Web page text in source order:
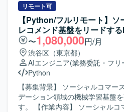
形にしながらサービスの進化に直
です。「技術×ビジネス」を横断
でき、LLMや生成AIを活用した先
ができます。 【開発環境】 Pythonを用いた機械学習・生成
AIモデル開発環境での業務を想
境や各種ライブラリ・フレーム
NLPおよびLLM関連の開発を行っ
トチューニング、エージェント
す。LLM連携APIの設計・実装
携・ワークフロー設計を行いな
向上に向けた検証・改善を継続
【求める人物像】 生成AIやAIエ
高く、自ら課題を発見しながら
に進めていただける方を求めて
ニケーションを取りながら要件を
の向上に責任感を持って取り組
いです。 【ポジションの魅力】 音声認識と生成AIを組み合
わせたSaaSプロダクトにおいて
リモート可
【Python/フルリモート】
レコメンド基盤をリードす
〜1,080,000円/月
渋谷区（東京都）
AIエンジニア(業務委託・フリ
Python
【募集背景】 ソーシャルコマー
デーション領域の機械学習基盤
す。 【作業内容】 ソーシャルコマースアプリのレコメンド